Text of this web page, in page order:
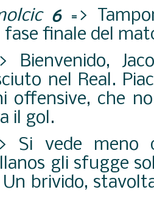
6=>
fase finale del
Bienvenido,
nel Real.
offensive, che
il gol.
Si vede meno
gli sfugge
brivido,